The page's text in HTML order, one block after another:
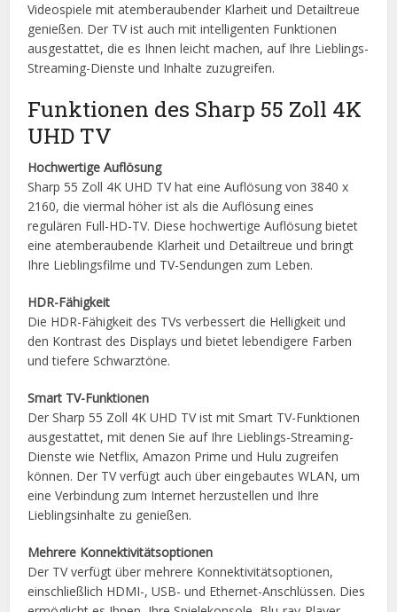
Videospiele mit atemberaubender Klarheit und Detailtreue
genießen. Der TV ist auch mit intelligenten Funktionen
ausgestattet, die es Ihnen leicht machen, auf Ihre Lieblings-
Streaming-Dienste und Inhalte zuzugreifen.
Funktionen des Sharp 55 Zoll 4K
UHD TV
Hochwertige Auflösung
Sharp 55 Zoll 4K UHD TV hat eine Auflösung von 3840 x
2160, die viermal höher ist als die Auflösung eines
regulären Full-HD-TV. Diese hochwertige Auflösung bietet
eine atemberaubende Klarheit und Detailtreue und bringt
Ihre Lieblingsfilme und TV-Sendungen zum Leben.
HDR-Fähigkeit
Die HDR-Fähigkeit des TVs verbessert die Helligkeit und
den Kontrast des Displays und bietet lebendigere Farben
und tiefere Schwarztöne.
Smart TV-Funktionen
Der Sharp 55 Zoll 4K UHD TV ist mit Smart TV-Funktionen
ausgestattet, mit denen Sie auf Ihre Lieblings-Streaming-
Dienste wie Netflix, Amazon Prime und Hulu zugreifen
können. Der TV verfügt auch über eingebautes WLAN, um
eine Verbindung zum Internet herzustellen und Ihre
Lieblingsinhalte zu genießen.
Mehrere Konnektivitätsoptionen
Der TV verfügt über mehrere Konnektivitätsoptionen,
einschließlich HDMI-, USB- und Ethernet-Anschlüssen. Dies